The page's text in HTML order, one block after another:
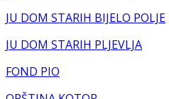
JU DOM STARIH BIJELO POLJE
JU DOM STARIH PLJEVLJA
FOND PIO